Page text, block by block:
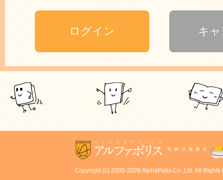
Copyright (c) 2000-2026 AlphaPolis Co.,Ltd. All Rights